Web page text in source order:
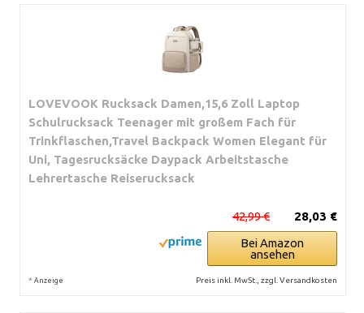
LOVEVOOK Rucksack Damen,15,6 Zoll Laptop
Schulrucksack Teenager mit großem Fach für
Trinkflaschen,Travel Backpack Women Elegant für
Uni, Tagesrucksäcke Daypack Arbeitstasche
Lehrertasche Reiserucksack
28,03 €
42,99 €
Bei Amazon
ansehen
* Anzeige Preis inkl. MwSt., zzgl. Versandkosten